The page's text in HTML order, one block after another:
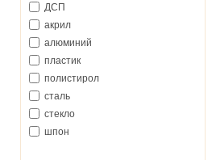
ДСП
акрил
алюминий
пластик
полистирол
сталь
стекло
шпон